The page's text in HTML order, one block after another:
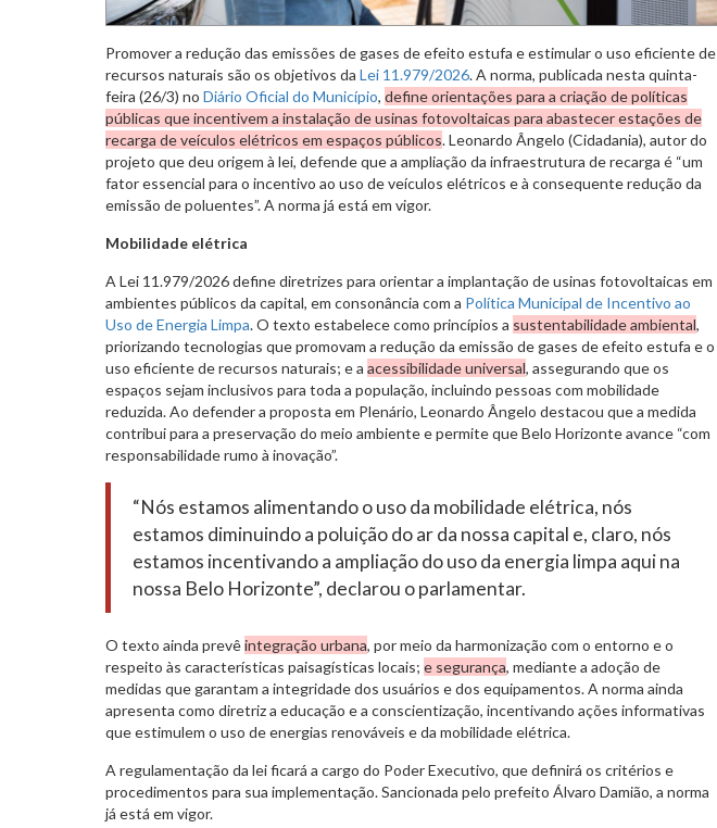
Promover a redução das emissões de gases de efeito estufa e estimular o uso eficiente de
recursos naturais são os objetivos da Lei 11.979/2026. A norma, publicada nesta quinta-
feira (26/3) no Diário Oficial do Município, define orientações para a criação de políticas
públicas que incentivem a instalação de usinas fotovoltaicas para abastecer estações de
recarga de veículos elétricos em espaços públicos. Leonardo Ângelo (Cidadania), autor do
projeto que deu origem à lei, defende que a ampliação da infraestrutura de recarga é “um
fator essencial para o incentivo ao uso de veículos elétricos e à consequente redução da
emissão de poluentes”. A norma já está em vigor.
Mobilidade elétrica
A Lei 11.979/2026 define diretrizes para orientar a implantação de usinas fotovoltaicas em
ambientes públicos da capital, em consonância com a Política Municipal de Incentivo ao
Uso de Energia Limpa. O texto estabelece como princípios a sustentabilidade ambiental,
priorizando tecnologias que promovam a redução da emissão de gases de efeito estufa e o
uso eficiente de recursos naturais; e a acessibilidade universal, assegurando que os
espaços sejam inclusivos para toda a população, incluindo pessoas com mobilidade
reduzida. Ao defender a proposta em Plenário, Leonardo Ângelo destacou que a medida
contribui para a preservação do meio ambiente e permite que Belo Horizonte avance “com
responsabilidade rumo à inovação”.
“Nós estamos alimentando o uso da mobilidade elétrica, nós
estamos diminuindo a poluição do ar da nossa capital e, claro, nós
estamos incentivando a ampliação do uso da energia limpa aqui na
nossa Belo Horizonte”, declarou o parlamentar.
O texto ainda prevêintegração urbana, por meio da harmonização com o entorno e o
respeito às características paisagísticas locais; e segurança, mediante a adoção de
medidas que garantam a integridade dos usuários e dos equipamentos. A norma ainda
apresenta como diretriz a educação e a conscientização, incentivando ações informativas
que estimulem o uso de energias renováveis e da mobilidade elétrica.
A regulamentação da lei ficará a cargo do Poder Executivo, que definirá os critérios e
procedimentos para sua implementação. Sancionada pelo prefeito Álvaro Damião, a norma
já está em vigor.